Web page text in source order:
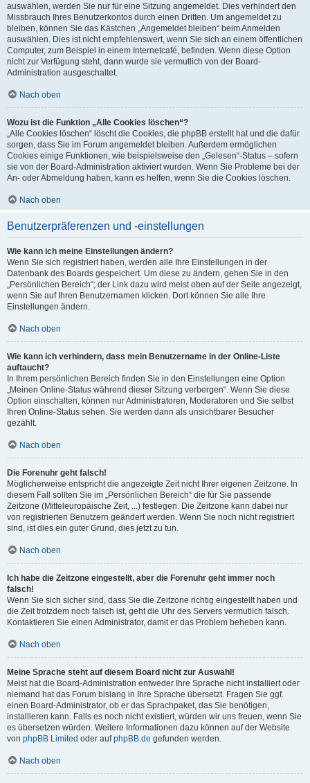
auswählen, werden Sie nur für eine Sitzung angemeldet. Dies verhindert den
Missbrauch Ihres Benutzerkontos durch einen Dritten. Um angemeldet zu
bleiben, können Sie das Kästchen „Angemeldet bleiben“ beim Anmelden
auswählen. Dies ist nicht empfehlenswert, wenn Sie sich an einem öffentlichen
Computer, zum Beispiel in einem Internetcafé, befinden. Wenn diese Option
nicht zur Verfügung steht, dann wurde sie vermutlich von der Board-
Administration ausgeschaltet.
Nach oben
Wozu ist die Funktion „Alle Cookies löschen“?
„Alle Cookies löschen“ löscht die Cookies, die phpBB erstellt hat und die dafür
sorgen, dass Sie im Forum angemeldet bleiben. Außerdem ermöglichen
Cookies einige Funktionen, wie beispielsweise den „Gelesen“-Status – sofern
sie von der Board-Administration aktiviert wurden. Wenn Sie Probleme bei der
An- oder Abmeldung haben, kann es helfen, wenn Sie die Cookies löschen.
Nach oben
Benutzerpräferenzen und -einstellungen
Wie kann ich meine Einstellungen ändern?
Wenn Sie sich registriert haben, werden alle Ihre Einstellungen in der
Datenbank des Boards gespeichert. Um diese zu ändern, gehen Sie in den
„Persönlichen Bereich“; der Link dazu wird meist oben auf der Seite angezeigt,
wenn Sie auf Ihren Benutzernamen klicken. Dort können Sie alle Ihre
Einstellungen ändern.
Nach oben
Wie kann ich verhindern, dass mein Benutzername in der Online-Liste
auftaucht?
In Ihrem persönlichen Bereich finden Sie in den Einstellungen eine Option
„Meinen Online-Status während dieser Sitzung verbergen“. Wenn Sie diese
Option einschalten, können nur Administratoren, Moderatoren und Sie selbst
Ihren Online-Status sehen. Sie werden dann als unsichtbarer Besucher
gezählt.
Nach oben
Die Forenuhr geht falsch!
Möglicherweise entspricht die angezeigte Zeit nicht Ihrer eigenen Zeitzone. In
diesem Fall sollten Sie im „Persönlichen Bereich“ die für Sie passende
Zeitzone (Mitteleuropäische Zeit, ...) festlegen. Die Zeitzone kann dabei nur
von registrierten Benutzern geändert werden. Wenn Sie noch nicht registriert
sind, ist dies ein guter Grund, dies jetzt zu tun.
Nach oben
Ich habe die Zeitzone eingestellt, aber die Forenuhr geht immer noch
falsch!
Wenn Sie sich sicher sind, dass Sie die Zeitzone richtig eingestellt haben und
die Zeit trotzdem noch falsch ist, geht die Uhr des Servers vermutlich falsch.
Kontaktieren Sie einen Administrator, damit er das Problem beheben kann.
Nach oben
Meine Sprache steht auf diesem Board nicht zur Auswahl!
Meist hat die Board-Administration entweder Ihre Sprache nicht installiert oder
niemand hat das Forum bislang in Ihre Sprache übersetzt. Fragen Sie ggf.
einen Board-Administrator, ob er das Sprachpaket, das Sie benötigen,
installieren kann. Falls es noch nicht existiert, würden wir uns freuen, wenn Sie
es übersetzen würden. Weitere Informationen dazu können auf der Website
von phpBB Limited oder aufphpBB.de gefunden werden.
Nach oben